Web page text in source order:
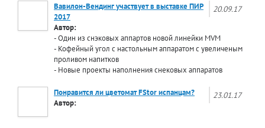
20.09.17
Вавилон-Вендинг участвует в выставке ПИР
2017
Автор:
- Один из снэковых аппартов новой линейки MVM
- Кофейный угол с настольным аппаратом с увеличеным
проливом напитков
- Новые проекты наполнения снековых аппаратов
23.01.17
Понравится ли цветомат FStor испанцам?
Автор: